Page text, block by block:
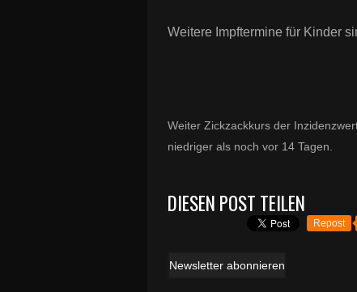
Weitere Impftermine für Kinder
Weiter Zickzackkurs der
niedriger als noch vor 14 Tagen.
DIESEN POST TEILEN
Repost
Newsletter abonnieren